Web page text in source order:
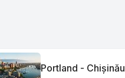
Portland - Chișinău